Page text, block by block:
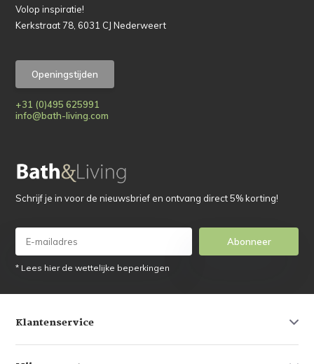
Volop inspiratie!
Kerkstraat 78, 6031 CJ Nederweert
Openingstijden
+31 (0)495 625991
info@bath-living.com
Schrijf je in voor de nieuwsbrief en ontvang direct 5% korting!
Abonneer
* Lees hier de wettelijke beperkingen
Klantenservice